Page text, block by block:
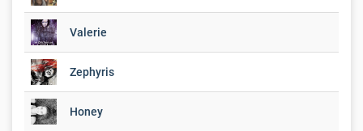
Valerie
Zephyris
Honey